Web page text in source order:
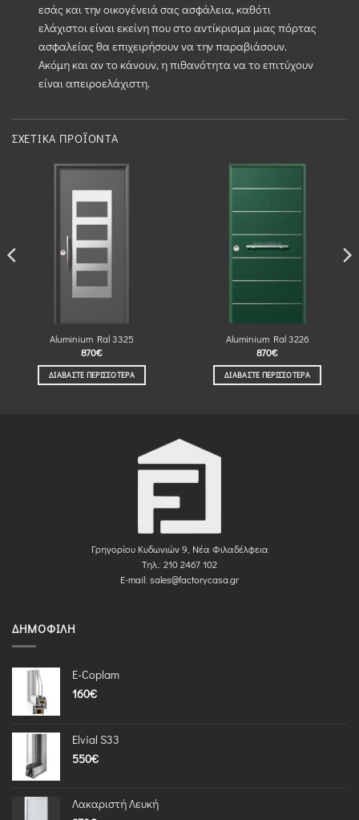
εσάς και την οικογένειά σας ασφάλεια, καθότι
ελάχιστοι είναι εκείνη που στο αντίκρισμα μιας πόρτας
ασφαλείας θα επιχειρήσουν να την παραβιάσουν.
Ακόμη και αν το κάνουν, η πιθανότητα να το επιτύχουν
είναι απειροελάχιστη.
ΣΧΕΤΙΚΆ ΠΡΟΪΌΝΤΑ
Aluminium Ral 3325
870€
ΔΙΑΒΆΣΤΕ ΠΕΡΙΣΣΌΤΕΡΑ
Aluminium Ral 3226
870€
ΔΙΑΒΆΣΤΕ ΠΕΡΙΣΣΌΤΕΡΑ
Γρηγορίου Κυδωνιών 9, Νέα Φιλαδέλφεια
Τηλ.: 210 2467 102
E-mail: sales@factorycasa.gr
ΔΗΜΟΦΙΛΉ
E-Coplam
160€
Elvial S33
550€
Λακαριστή Λευκή